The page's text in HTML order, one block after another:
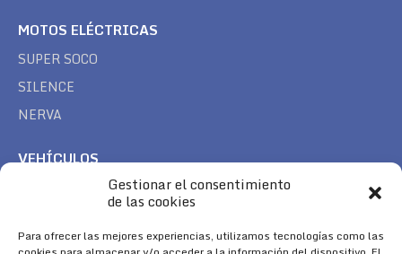
Gestionar el consentimiento
de las cookies
Para ofrecer las mejores experiencias, utilizamos tecnologías como las
MOTOS ELÉCTRICAS
SUPER SOCO
SILENCE
NERVA
VEHÍCULOS
TREK